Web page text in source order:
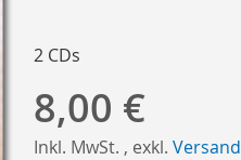
2 CDs
8,00 €
Inkl. MwSt. , exkl.